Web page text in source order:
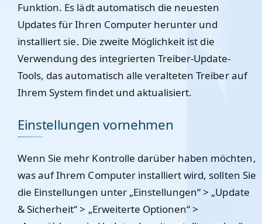
Funktion. Es lädt automatisch die neuesten
Updates für Ihren Computer herunter und
installiert sie. Die zweite Möglichkeit ist die
Verwendung des integrierten Treiber-Update-
Tools, das automatisch alle veralteten Treiber auf
Ihrem System findet und aktualisiert.
Einstellungen vornehmen
Wenn Sie mehr Kontrolle darüber haben möchten,
was auf Ihrem Computer installiert wird, sollten Sie
die Einstellungen unter „Einstellungen“ > „Update
& Sicherheit“ > „Erweiterte Optionen“ >